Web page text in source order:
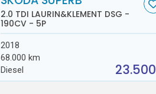
2.0 TDI LAURIN&KLEMENT DSG -
190CV - 5P
2018
68.000 km
Diesel
23.500